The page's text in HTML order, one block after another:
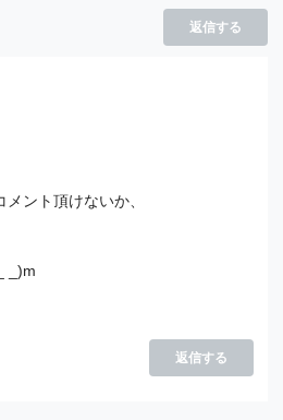
返信する
ント頂けないか、
_)m
返信する